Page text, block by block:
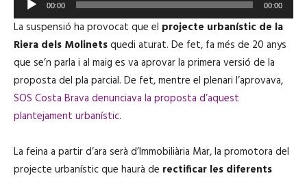
e
p
r
o
d
u
c
o
00:00 00:00
La suspensió ha provocat que el projecte urbanístic de la
Riera dels Molinetsquedi aturat. De fet, fa més de 20 anys
que se’n parla i al maig es va aprovar la primera versió de la
proposta del pla parcial. De fet, mentre el plenari l’aprovava,
SOS Costa Brava denunciava la proposta d’aquest
plantejament urbanístic.
La feina a partir d’ara serà d’Immobiliària Mar, la promotora del
projecte urbanístic que haurà de rectificar les diferents